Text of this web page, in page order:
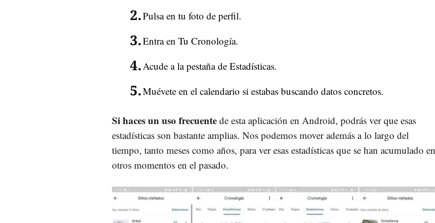
Pulsa en tu foto de perfil.
Entra en Tu Cronología.
Acude a la pestaña de Estadísticas.
Muévete en el calendario si estabas buscando datos concretos.
Si haces un uso frecuente de esta aplicación en Android, podrás ver que esas
estadísticas son bastante amplias. Nos podemos mover además a lo largo del
tiempo, tanto meses como años, para ver esas estadísticas que se han acumulado en
otros momentos en el pasado.